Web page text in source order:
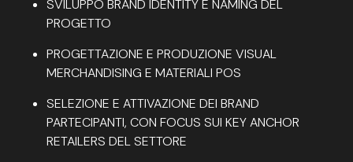
SVILUPPO BRAND IDENTITY E NAMING DEL
PROGETTO
PROGETTAZIONE E PRODUZIONE VISUAL
MERCHANDISING E MATERIALI POS
SELEZIONE E ATTIVAZIONE DEI BRAND
PARTECIPANTI, CON FOCUS SUI KEY ANCHOR
RETAILERS DEL SETTORE